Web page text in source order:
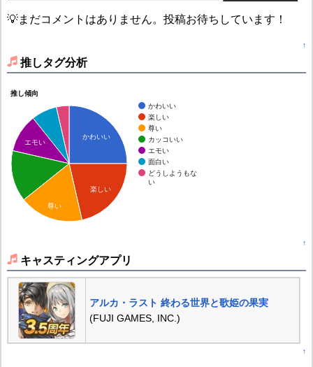
💡まだコメントはありません。投稿お待ちしています！
↑
推しタグ分析
推し傾向
かわいい
楽しい
尊い
カッコいい
エモい
面白い
どうしようもな
い
かわいい
楽しい
エモい
尊い
↑
キャスティングアプリ
アルカ・ラスト 終わる世界と歌姫の果実
(FUJI GAMES, INC.)
↑